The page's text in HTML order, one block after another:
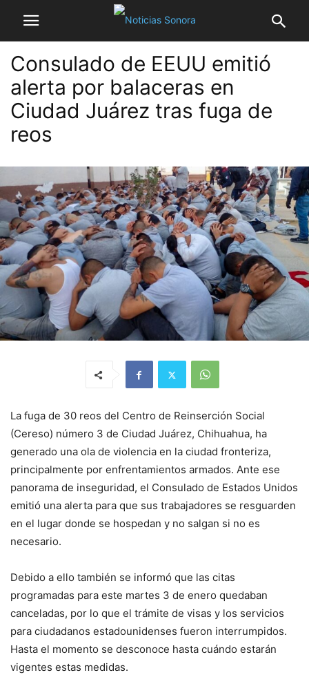
Consulado de EEUU emitió
alerta por balaceras en
Ciudad Juárez tras fuga de
reos
La fuga de 30 reos del Centro de Reinserción Social
(Cereso) número 3 de Ciudad Juárez, Chihuahua, ha
generado una ola de violencia en la ciudad fronteriza,
principalmente por enfrentamientos armados. Ante ese
panorama de inseguridad, el Consulado de Estados Unidos
emitió una alerta para que sus trabajadores se resguarden
en el lugar donde se hospedan y no salgan si no es
necesario.
Debido a ello también se informó que las citas
programadas para este martes 3 de enero quedaban
canceladas, por lo que el trámite de visas y los servicios
para ciudadanos estadounidenses fueron interrumpidos.
Hasta el momento se desconoce hasta cuándo estarán
vigentes estas medidas.